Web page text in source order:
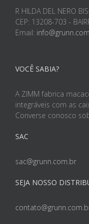
R HILDA DEL NERO
CEP: 13208-703 -
Email:
VOCÊ SABIA?
A ZIMM fabrica
integráveis com as
Converse conosco
SAC
sac@grunn.com.br
SEJA NOSSO